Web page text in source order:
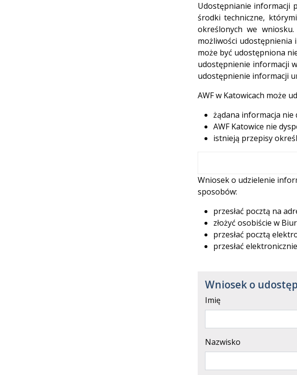
Udostępnianie informacji
środki techniczne,
określonych we
możliwości
może być udostępniona
udostępnienie informacji
udostępnienie informacji
AWF w Katowicach może
żądana informacja nie
AWF Katowice nie
istnieją przepisy
Wniosek o udzielenie
sposobów:
przesłać pocztą na
złożyć osobiście w
przesłać pocztą
przesłać
Wniosek o
Imię
Nazwisko